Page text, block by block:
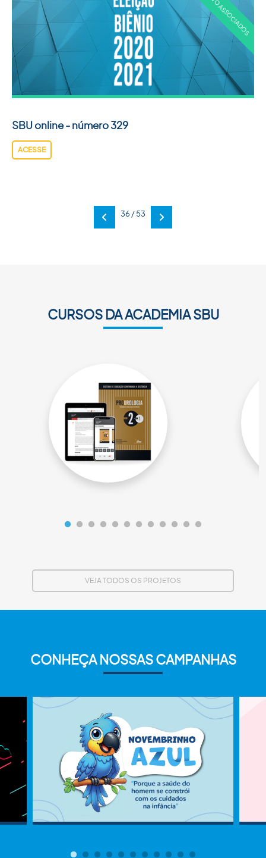
SBU online - número 329
ACESSE
Anterior
36 / 53
Próxima
CURSOS DA ACADEMIA SBU
VEJA TODOS OS PROJETOS
CONHEÇA NOSSAS CAMPANHAS